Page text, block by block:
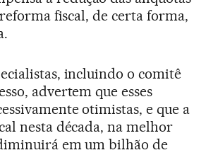
fiscal, de certa forma,
incluindo o comitê
advertem que esses
otimistas, e que a
nesta década, na melhor
em um bilhão de